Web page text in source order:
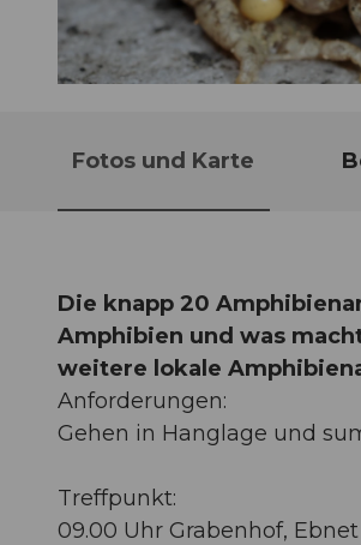
Fotos und Karte
Die knapp 20
Amphibien und was
weitere lokale
Anforderungen:
Gehen in Hanglage und
Treffpunkt:
09.00 Uhr Grabenhof, Ebnet